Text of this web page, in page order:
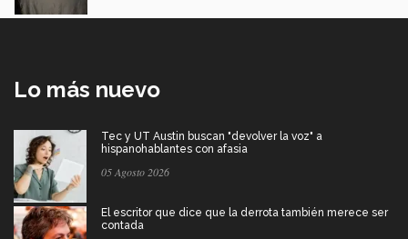
Lo más nuevo
Tec y UT Austin buscan "devolver la voz" a
hispanohablantes con afasia
05 Agosto 2026
El escritor que dice que la derrota también merece ser
contada